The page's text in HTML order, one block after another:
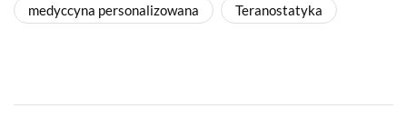
medyccyna personalizowana Teranostatyka